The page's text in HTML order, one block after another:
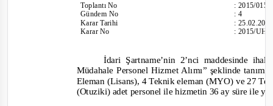
ToplantıNo
Gündem No
Karar Tarihi
Karar No
:2015/015
:4
:
:2015/
İdari Şartname’nin 2’nci maddesinde
Müdahale Personel Hizmet Alımı” şeklinde
Eleman (Lisans), 4 Teknik eleman (MYO) ve 27
(Otuziki) adet personel ile hizmetin 36 ay süre ile